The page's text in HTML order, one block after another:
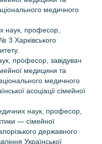
медичного
наук, професор,
3 Харківського
професор, завідувач
медицини та
медичного
асоціації сімейної
наук, професор,
— сімейної
державного
Української